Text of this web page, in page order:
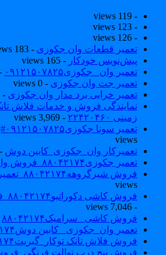
- 119 views
- 123 views
- 126 views
تعمیر قطعات وان جکوزی - 183 views
پیش‌نویس خودکار- 165 views
تعمیر وان _جکوزی۰۹۱۲۱۵۰۷۸۲۵
- 8,194 views
تعمیر جت وان جکوزی - 0 views
تعمیر خرابی برد مدار وان جکوزی - 0 views
نمایندگی فروش و خدمات فلاش تانک
زمینی ۲۲۴۲۰۴۶۰
- 3,969 views
تعمیر سونا جکوزی۰۹۱۲۱۵۰۷۸۲۵#| Sauna | Jacuzzi
views
تعمیرکار وان_جکوزی_کابین دوش- 8,395 views
تعمیر جکوزی۸۸۰۴۲۱۷۴_فروش وان جکوزی
فروش شیرگروهه۸۸۰۴۲۱۷۴_تعمیر شیرگروهه
views
فروش کاشی دکوراتیو۸۸۰۴۲۱۷۴_فروش کاشی بین کابینتی
فروش کاشی _سرامیک۸۸۰۴۲۱۷۴
- 7,940 views
تعمیر وان_جکوزی_ کابین دوش۸۸۰۴۲۱۷۴
فروش فلاش تانک توکار_گبریت۸۸۰۴۲۱۷۴
فروش پیچ درب توالت